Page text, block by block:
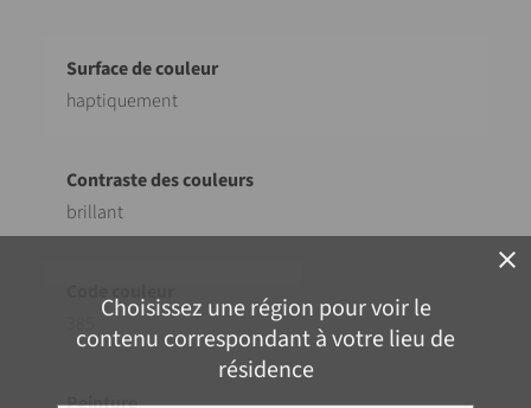
close
Choisissez une région pour voir le
contenu correspondant à votre lieu de
résidence
haptiquement
brillant